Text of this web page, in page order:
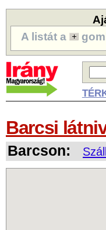
A listát a
Barcsi
Barcson: